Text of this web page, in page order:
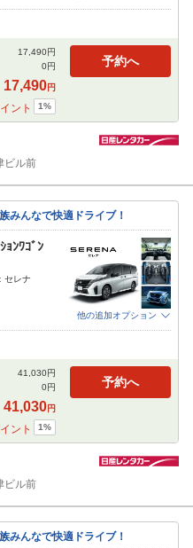
17,490円
0円
17,490円
ント 1%
予約へ
ビル前
みんなで快適ドライブ！
ｮﾝﾜｺﾞﾝ
セレナ
他の追加オプション
41,030円
0円
41,030円
ント 1%
予約へ
ビル前
みんなで快適ドライブ！